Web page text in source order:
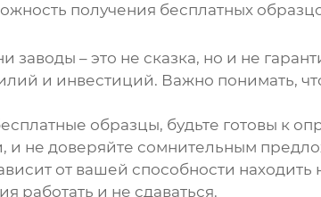
получения бесплатных
заводы – это не сказка, но и не
и инвестиций. Важно понимать,
образцы, будьте готовы к
и не доверяйте сомнительным
от вашей способности
работать и не сдаваться.